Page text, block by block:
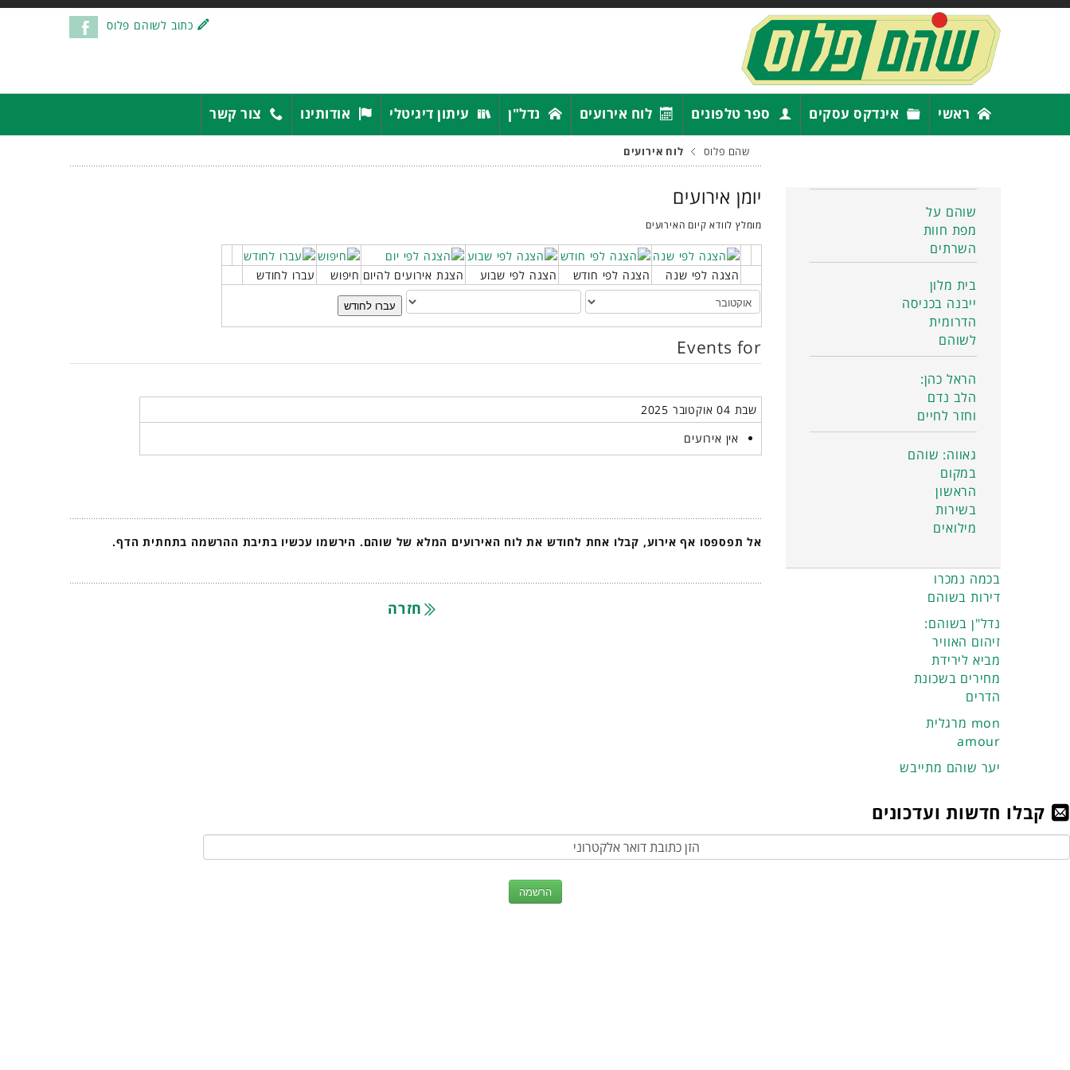
כתוב לשוהם פלוס
ראשי אינדקס עסקים ספר טלפונים לוח אירועים נדל"ן עיתון דיגיטלי אודותינו צור קשר
שהם פלוס לוח אירועים
יומן אירועים
מומלץ לוודא קיום האירועים
הצגה לפי שנה הצגה לפי חודש הצגה לפי שבוע הצגת אירועים להיום חיפוש
עברו לחודש
עברו לחודש
Events for
שבת 04 אוקטובר 2025
אין אירועים
אל תפספסו אף אירוע, קבלו אחת לחודש את לוח האירועים המלא של שוהם. הירשמו עכשיו בתיבת ההרשמה בתחתית הדף.
חזרה
שוהם על
מפת חוות
השרתים
בית מלון
ייבנה בכניסה
הדרומית
לשוהם
הראל כהן:
הלב נדם
וחזר לחיים
גאווה: שוהם
במקום
הראשון
בשירות
מילואים
בכמה נמכרו
דירות בשוהם
נדל"ן בשוהם:
זיהום האוויר
מביא לירידת
מחירים בשכונת
הדרים
מרגלית mon
amour
יער שוהם מתייבש
קבלו חדשות ועדכונים